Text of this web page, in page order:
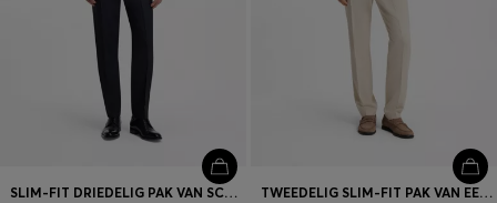
SLIM-FIT DRIEDELIG PAK VAN SCHEERWOL EN ZIJDE TWEEDELIG SLIM-FIT PAK VAN EEN MATERIAAL MET MICRODESSIN